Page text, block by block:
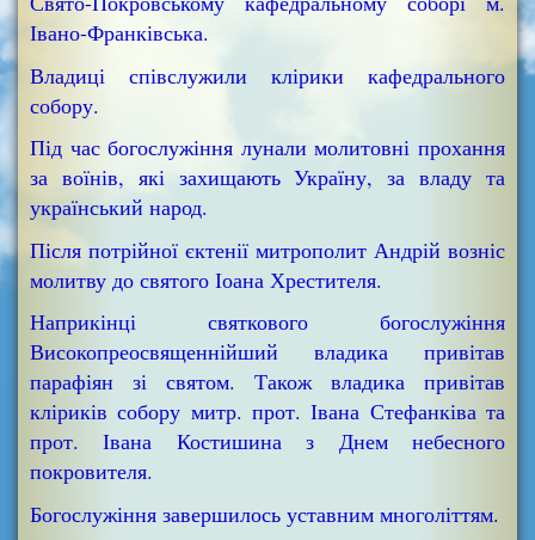
Івано-Франківська.
Владиці співслужили клірики кафедрального
собору.
Під час богослужіння лунали молитовні прохання
за воїнів, які захищають Україну, за владу та
український народ.
Після потрійної єктенії митрополит Андрій возніс
молитву до святого Іоана Хрестителя.
Наприкінці святкового богослужіння
Високопреосвященнійший владика привітав
парафіян зі святом. Також владика привітав
кліриків собору митр. прот. Івана Стефанківа та
прот. Івана Костишина з Днем небесного
покровителя.
Богослужіння завершилось уставним многоліттям.